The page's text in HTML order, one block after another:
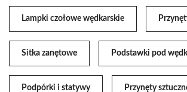
Lampki czołowe wędkarskie
Sitka zanętowe Podstawki pod
Podpórki i statywy Przynęty